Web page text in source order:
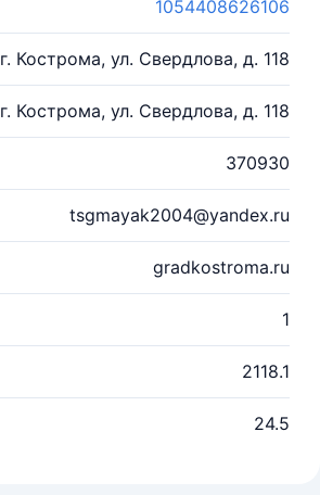
1054408626106
г. Кострома, ул. Свердлова, д. 118
г. Кострома, ул. Свердлова, д. 118
370930
tsgmayak2004@yandex.ru
gradkostroma.ru
1
2118.1
24.5